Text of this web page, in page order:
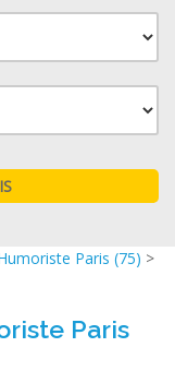
Paris (75) >
Paris